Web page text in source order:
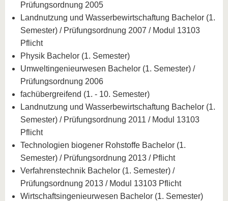
Prüfungsordnung 2005
Landnutzung und Wasserbewirtschaftung Bachelor (1.
Semester) / Prüfungsordnung 2007 / Modul 13103
Pflicht
Physik Bachelor (1. Semester)
Umweltingenieurwesen Bachelor (1. Semester) /
Prüfungsordnung 2006
fachübergreifend (1. - 10. Semester)
Landnutzung und Wasserbewirtschaftung Bachelor (1.
Semester) / Prüfungsordnung 2011 / Modul 13103
Pflicht
Technologien biogener Rohstoffe Bachelor (1.
Semester) / Prüfungsordnung 2013 / Pflicht
Verfahrenstechnik Bachelor (1. Semester) /
Prüfungsordnung 2013 / Modul 13103 Pflicht
Wirtschaftsingenieurwesen Bachelor (1. Semester)